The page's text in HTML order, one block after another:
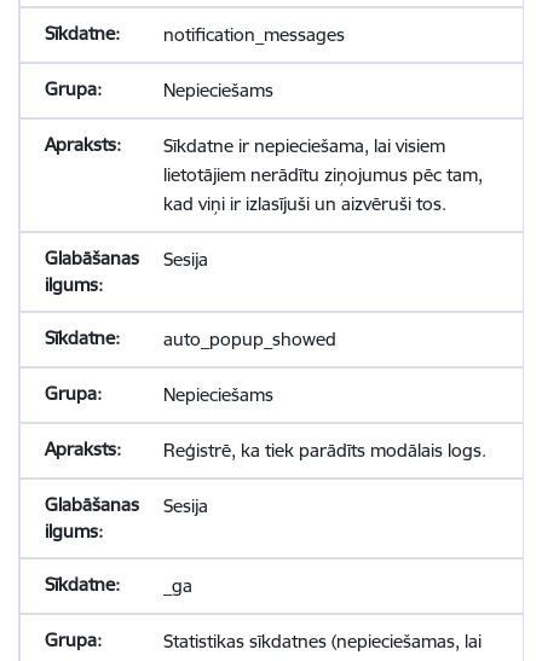
notification_messages
Nepieciešams
Sīkdatne ir nepieciešama, lai visiem
lietotājiem nerādītu ziņojumus pēc tam,
kad viņi ir izlasījuši un aizvēruši tos.
Sesija
auto_popup_showed
Nepieciešams
Reģistrē, ka tiek parādīts modālais logs.
Sesija
_ga
Statistikas sīkdatnes (nepieciešamas, lai